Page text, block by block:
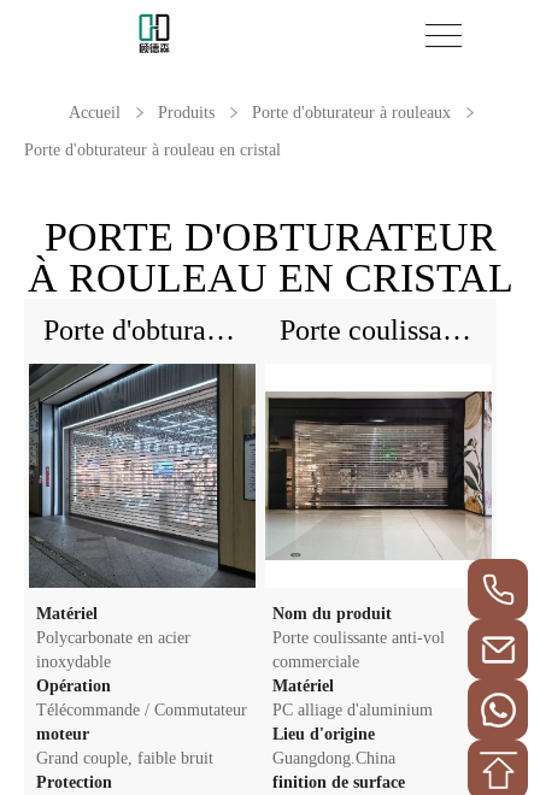
Accueil Produits Porte d'obturateur à rouleaux
Porte d'obturateur à rouleau en cristal
PORTE D'OBTURATEUR
À ROULEAU EN CRISTAL
Porte d'obturateur à rouleau électrique de cristal pour magasin de mode
Matériel
Polycarbonate en acier
inoxydable
Opération
Télécommande / Commutateur
moteur
Grand couple, faible bruit
Protection
Porte coulissante anti-vol avec grill de sécurité - polycarbonate transparent et conception moderne pour la sécurité commerciale
Nom du produit
Porte coulissante anti-vol
commerciale
Matériel
PC alliage d'aluminium
Lieu d'origine
Guangdong.China
finition de surface